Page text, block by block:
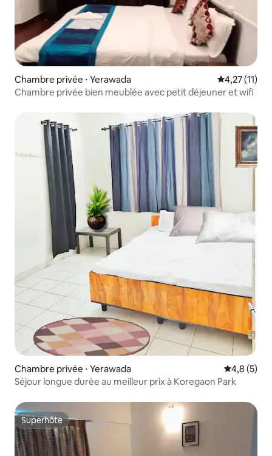
Chambre privée ⋅ Yerawada Évaluation
4,27 (11)
Chambre privée bien meublée avec petit déjeuner et wifi
Chambre privée ⋅ Yerawada Évaluation
4,8 (5)
Séjour longue durée au meilleur prix à Koregaon Park
Superhôte
Superhôte